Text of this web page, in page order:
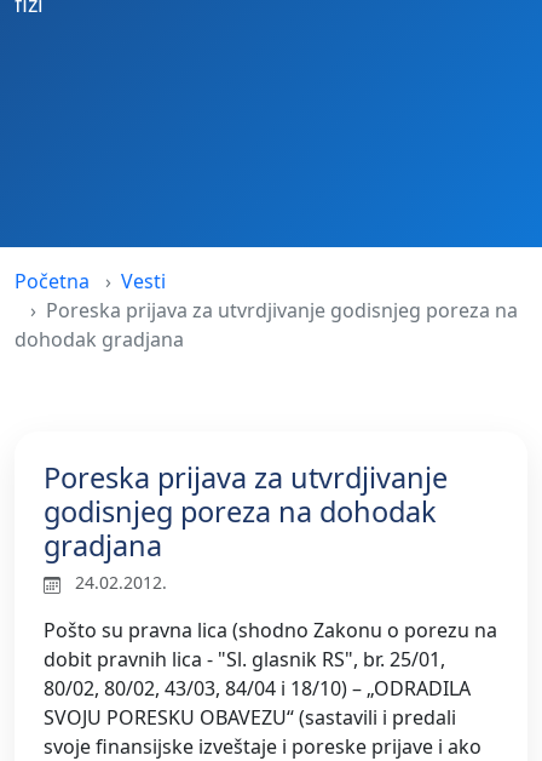
Početna
Vesti
Poreska prijava za utvrdjivanje godisnjeg poreza na
dohodak gradjana
Poreska prijava za utvrdjivanje
godisnjeg poreza na dohodak
gradjana
24.02.2012.
Pošto su pravna lica (shodno Zakonu o porezu na
dobit pravnih lica - "Sl. glasnik RS", br. 25/01,
80/02, 80/02, 43/03, 84/04 i 18/10) – „ODRADILA
SVOJU PORESKU OBAVEZU“ (sastavili i predali
svoje finansijske izveštaje i poreske prijave i ako